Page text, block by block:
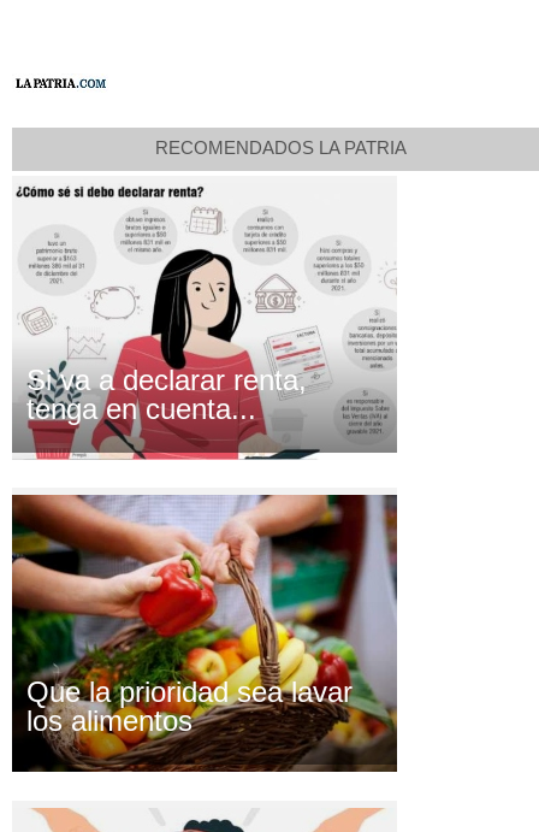
RECOMENDADOS LA PATRIA
Si va a declarar renta,
tenga en cuenta...
Que la prioridad sea lavar
los alimentos